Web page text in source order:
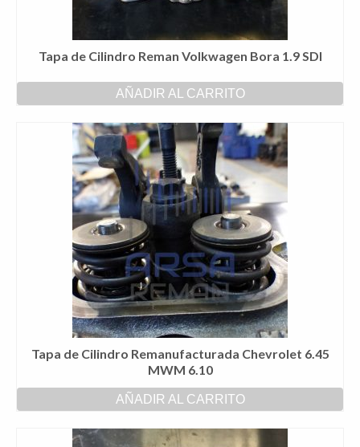
Tapa de Cilindro Reman Volkwagen Bora 1.9 SDI
AÑADIR AL CARRITO
Tapa de Cilindro Remanufacturada Chevrolet 6.45
MWM 6.10
AÑADIR AL CARRITO